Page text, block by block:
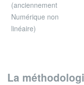
(anciennement
Numérique non
linéaire)
La